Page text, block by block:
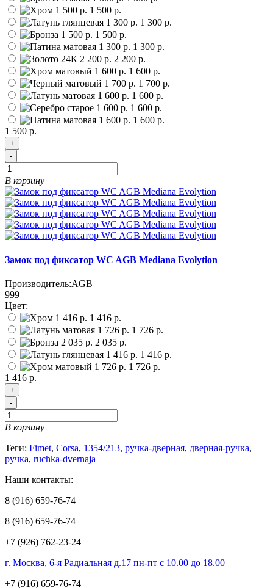
1 500 р.
1 300 р.
1 500 р.
1 300 р.
2 200 р.
1 600 р.
1 700 р.
1 600 р.
1 600 р.
1 600 р.
1 500 р.
+
-
В корзину
Замок под фиксатор WC AGB Mediana Evolytion
Производитель:AGB
999
Цвет:
1 416 р.
1 726 р.
2 035 р.
1 416 р.
1 726 р.
1 416 р.
+
-
В корзину
Теги: Fimet, Corsa, 1354/213, ручка-дверная, дверная-ручка,
ручка, ruchka-dvernaja
Наши контакты:
8 (916) 659-76-74
8 (916) 659-76-74
+7 (926) 762-23-24
г. Москва, 6-я Радиальная д.17 пн-пт с 10.00 до 18.00
+7 (916) 659-76-74